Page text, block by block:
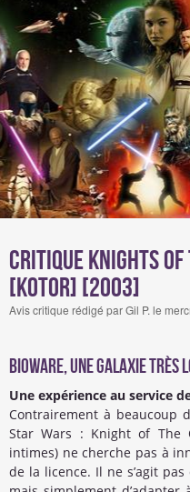
Critique Knights Of
[KOTOR] [2003]
Avis critique rédigé par Gil P. le
Bioware, une galaxie très
Une expérience au service
Contrairement à beaucoup
Star Wars : Knight of The
intimes) ne cherche pas à
de la licence. Il ne s’agit